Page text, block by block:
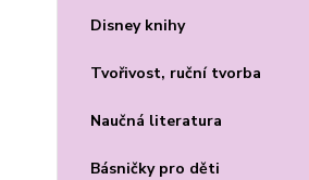
Disney knihy
Tvořivost, ruční tvorba
Naučná literatura
Básničky pro děti